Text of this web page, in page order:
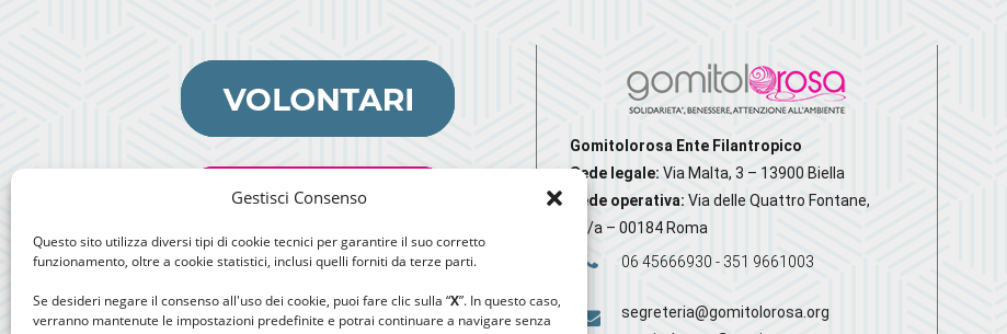
Gestisci Consenso
Questo sito utilizza diversi tipi di cookie tecnici per garantire il suo corretto
funzionamento, oltre a cookie statistici, inclusi quelli forniti da terze parti.
Se desideri negare il consenso all'uso dei cookie, puoi fare clic sulla “X”. In questo caso,
verranno mantenute le impostazioni predefinite e potrai continuare a navigare senza
Gomitolorosa Ente Filantropico
Sede legale: Via Malta, 3 – 13900 Biella
Sede operativa: Via delle Quattro Fontane,
20/a – 00184 Roma
06 45666930 - 351 9661003
segreteria@gomitolorosa.org